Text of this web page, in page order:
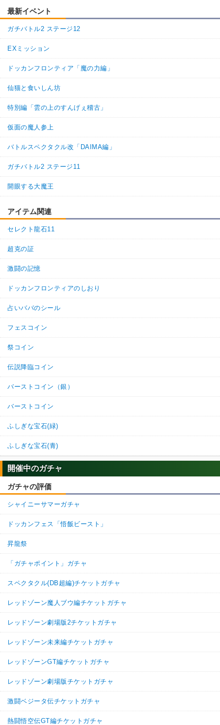
最新イベント
ガチバトル2 ステージ12
EXミッション
ドッカンフロンティア「魔の力編」
仙猫と食いしん坊
特別編「雲の上のすんげぇ稽古」
仮面の魔人参上
バトルスペクタクル改「DAIMA編」
ガチバトル2 ステージ11
開眼する大魔王
アイテム関連
セレクト龍石11
超克の証
激闘の記憶
ドッカンフロンティアのしおり
占いババのシール
フェスコイン
祭コイン
伝説降臨コイン
バーストコイン（銀）
バーストコイン
ふしぎな宝石(緑)
ふしぎな宝石(青)
開催中のガチャ
ガチャの評価
シャイニーサマーガチャ
ドッカンフェス「悟飯ビースト」
昇龍祭
「ガチャポイント」ガチャ
スペクタクル(DB超編)チケットガチャ
レッドゾーン魔人ブウ編チケットガチャ
レッドゾーン劇場版2チケットガチャ
レッドゾーン未来編チケットガチャ
レッドゾーンGT編チケットガチャ
レッドゾーン劇場版チケットガチャ
激闘ベジータ伝チケットガチャ
熱闘悟空伝GT編チケットガチャ